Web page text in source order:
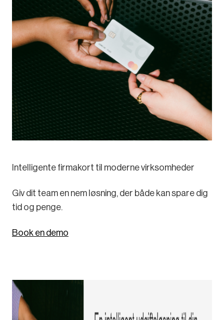
Intelligente firmakort til moderne virksomheder
Giv dit team en nem løsning, der både kan spare dig
tid og penge.
Book en demo